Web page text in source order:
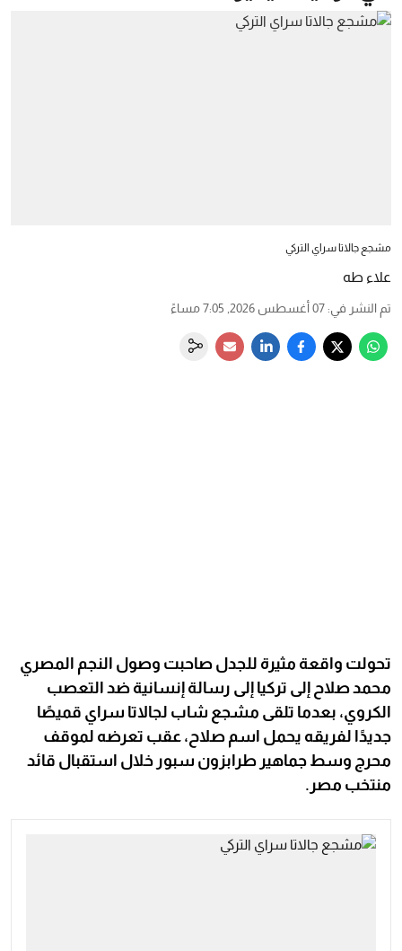
مشجع جالاتا سراي التركي
علاء طه
تم النشر في: 07 أغسطس 2026, 7:05 مساءً
تحولت واقعة مثيرة للجدل صاحبت وصول النجم المصري
محمد صلاح إلى تركيا إلى رسالة إنسانية ضد التعصب
الكروي، بعدما تلقى مشجع شاب لجالاتا سراي قميصًا
جديدًا لفريقه يحمل اسم صلاح، عقب تعرضه لموقف
محرج وسط جماهير طرابزون سبور خلال استقبال قائد
منتخب مصر.